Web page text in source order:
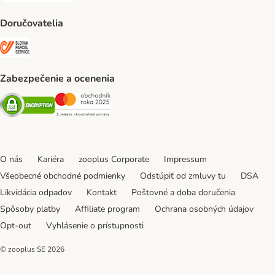
Doručovatelia
Zabezpečenie a ocenenia
Security Security
O nás Kariéra zooplus Corporate
Impressum
Všeobecné obchodné podmienky
Odstúpiť od zmluvy tu
DSA
Likvidácia odpadov
Kontakt
Poštovné a doba doručenia
Spôsoby platby
Affiliate program
Ochrana osobných údajov
Opt-out
Vyhlásenie o prístupnosti
© zooplus SE 2026